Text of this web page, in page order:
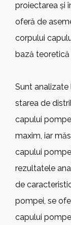
proiectarea și
oferă de
corpului
bază
Sunt analizate
starea de
capului
maxim, iar
capului
rezultatele
de
pompei, se
capului